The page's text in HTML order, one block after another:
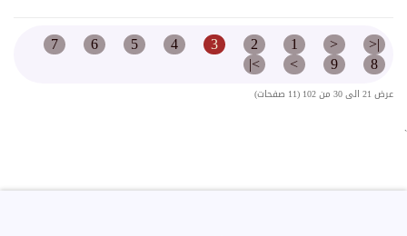
|<
<
1
2
3
4
5
6
7
8
9
>
>|
عرض 21 الى 30 من 102 (11 صفحات)
`